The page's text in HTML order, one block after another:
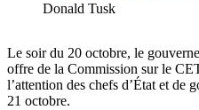
Donald Tusk
Le soir du 20 octobre, le
offre de la Commission sur le
l’attention des chefs d’État et de
21 octobre.